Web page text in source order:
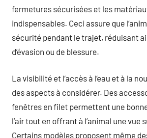
fermetures sécurisées et les
indispensables. Ceci assure que
sécurité pendant le trajet, réduisant
d’évasion ou de blessure.
La visibilité et l’accès à l’eau et à la
des aspects à considérer. Des
fenêtres en filet permettent une
l’air tout en offrant à l’animal une vue
Certains modèles proposent même